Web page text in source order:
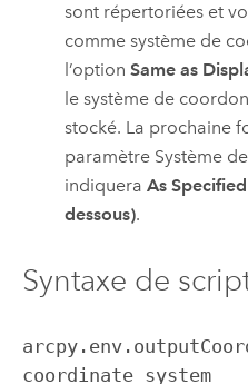
sont répertoriées et
comme système de
l’optionSame as
le système de
stocké. La prochaine
paramètre Système
indiqueraAs
dessous).
Syntaxe de
coordinate_system